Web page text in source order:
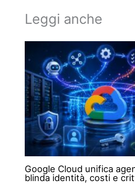
Leggi anche
Google Cloud unifica
blinda identità, costi e